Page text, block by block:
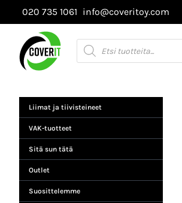
Siirry
sisältöön
020 735 1061 info@coveritoy.com
Products
search
Liimat ja tiivisteineet
VAK-tuotteet
Sitä sun tätä
Outlet
Suosittelemme